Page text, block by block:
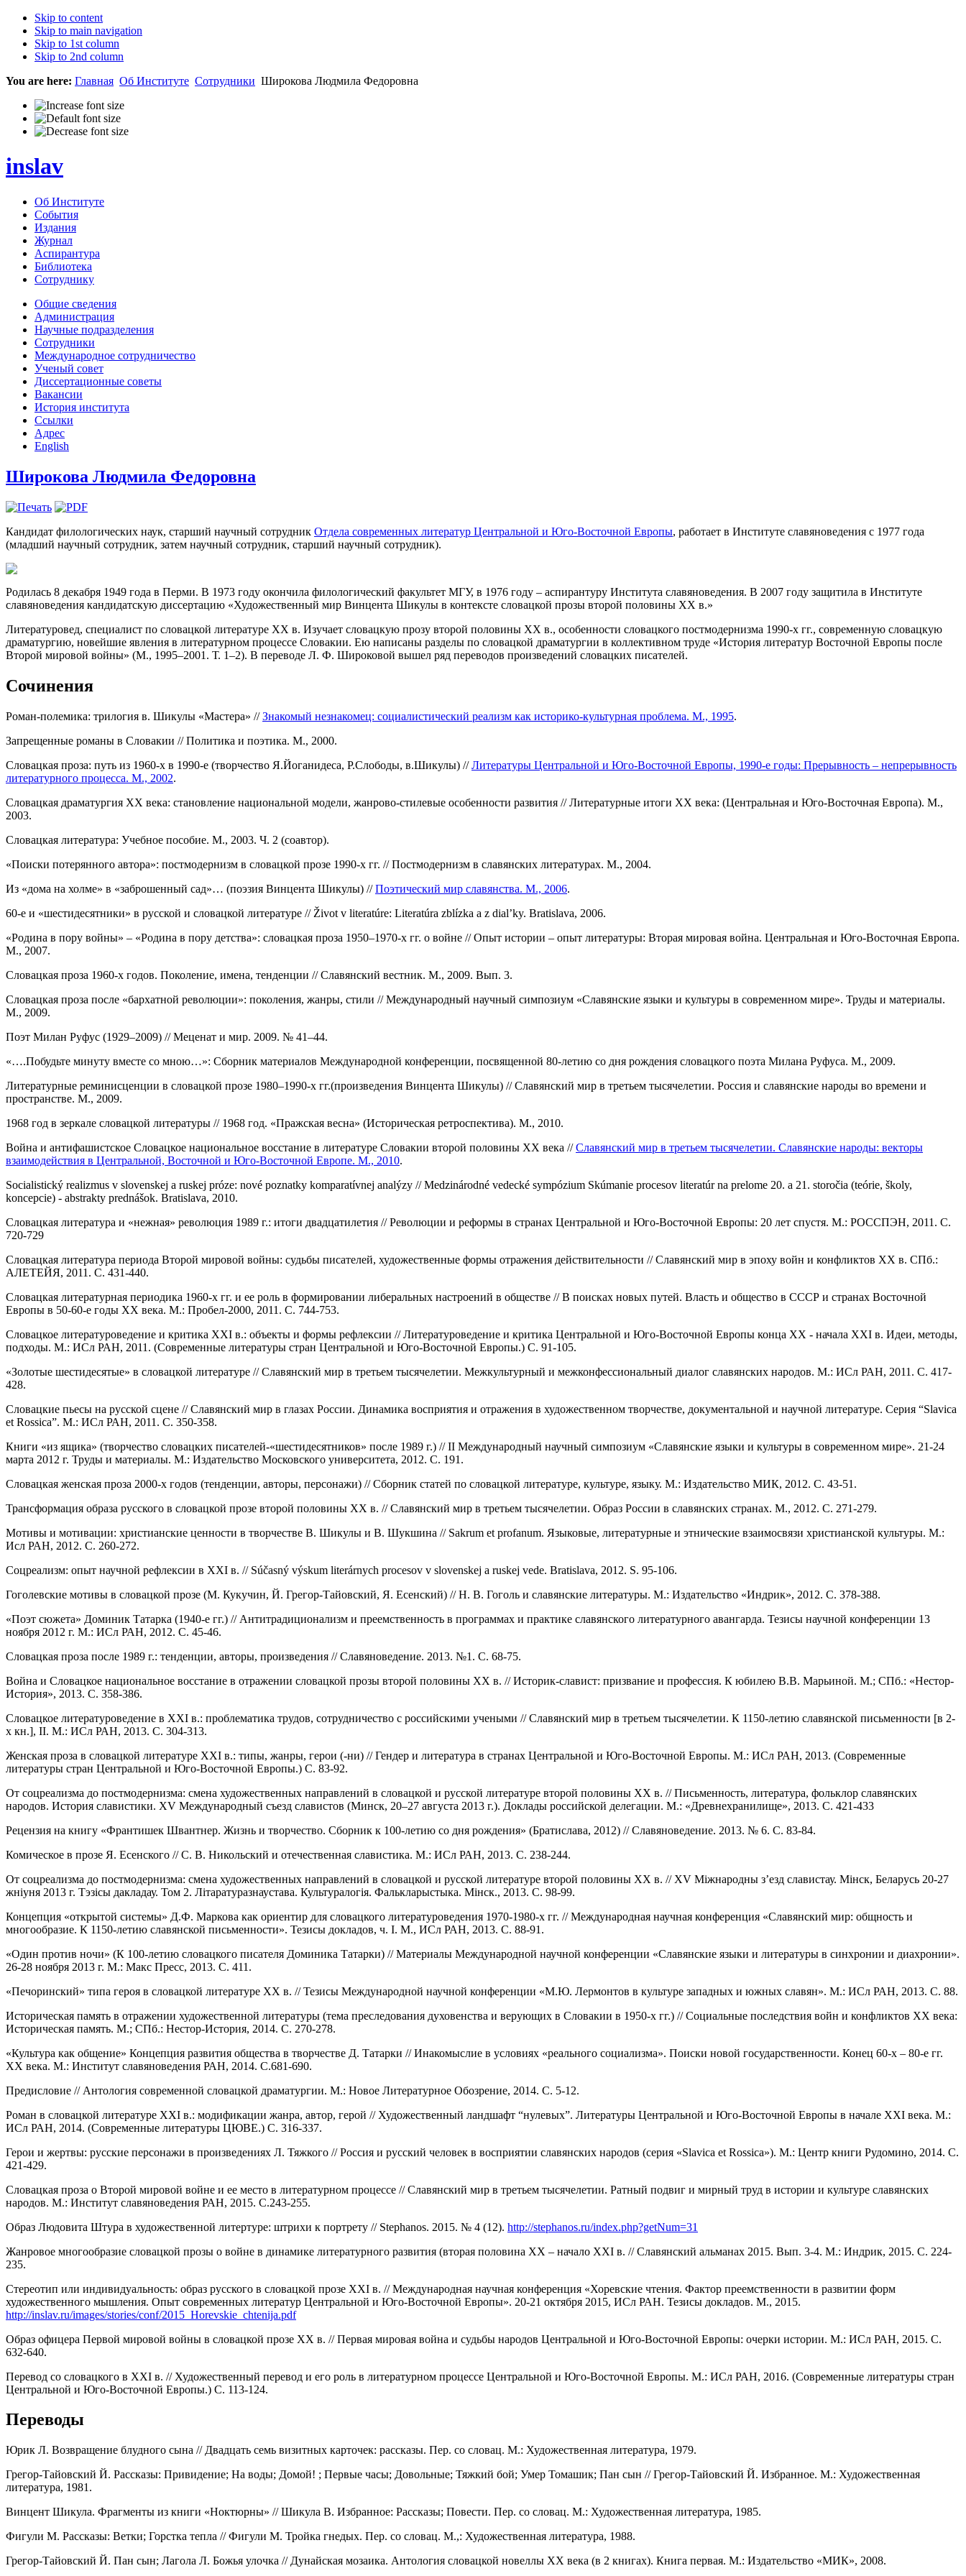
Skip to content
Skip to main navigation
Skip to 1st column
Skip to 2nd column
You are here: Главная Об Институте Сотрудники Широкова Людмила Федоровна
inslav
Об Институте
События
Издания
Журнал
Аспирантура
Библиотека
Сотруднику
Общие сведения
Администрация
Научные подразделения
Сотрудники
Международное сотрудничество
Ученый совет
Диссертационные советы
Вакансии
История института
Ссылки
Адрес
English
Широкова Людмила Федоровна
Кандидат филологических наук, старший научный сотрудник Отдела современных литератур Центральной и Юго-Восточной Европы, работает в Институте славяноведения с 1977 года
(младший научный сотрудник, затем научный сотрудник, старший научный сотрудник).
Родилась 8 декабря 1949 года в Перми. В 1973 году окончила филологический факультет МГУ, в 1976 году – аспирантуру Института славяноведения. В 2007 году защитила в Институте
славяноведения кандидатскую диссертацию «Художественный мир Винцента Шикулы в контексте словацкой прозы второй половины ХХ в.»
Литературовед, специалист по словацкой литературе ХХ в. Изучает словацкую прозу второй половины ХХ в., особенности словацкого постмодернизма 1990-х гг., современную словацкую
драматургию, новейшие явления в литературном процессе Словакии. Ею написаны разделы по словацкой драматургии в коллективном труде «История литератур Восточной Европы после
Второй мировой войны» (М., 1995–2001. Т. 1–2). В переводе Л. Ф. Широковой вышел ряд переводов произведений словацких писателей.
Сочинения
Роман-полемика: трилогия в. Шикулы «Мастера» //Знакомый незнакомец: социалистический реализм как историко-культурная проблема. М., 1995.
Запрещенные романы в Словакии // Политика и поэтика. М., 2000.
Словацкая проза: путь из 1960-х в 1990-е (творчество Я.Йоганидеса, Р.Слободы, в.Шикулы) //Литературы Центральной и Юго-Восточной Европы, 1990-е годы: Прерывность – непрерывность
литературного процесса. М., 2002.
Словацкая драматургия ХХ века: становление национальной модели, жанрово-стилевые особенности развития // Литературные итоги ХХ века: (Центральная и Юго-Восточная Европа). М.,
2003.
Словацкая литература: Учебное пособие. М., 2003. Ч. 2 (соавтор).
«Поиски потерянного автора»: постмодернизм в словацкой прозе 1990-х гг. // Постмодернизм в славянских литературах. М., 2004.
Из «дома на холме» в «заброшенный сад»… (поэзия Винцента Шикулы) //Поэтический мир славянства. М., 2006.
60-е и «шестидесятники» в русской и словацкой литературе // Život v literatúre: Literatúra zblízka a z dial’ky. Bratislava, 2006.
«Родина в пору войны» – «Родина в пору детства»: словацкая проза 1950–1970-х гг. о войне // Опыт истории – опыт литературы: Вторая мировая война. Центральная и Юго-Восточная Европа.
М., 2007.
Словацкая проза 1960-х годов. Поколение, имена, тенденции // Славянский вестник. М., 2009. Вып. 3.
Словацкая проза после «бархатной революции»: поколения, жанры, стили // Международный научный симпозиум «Славянские языки и культуры в современном мире». Труды и материалы.
М., 2009.
Поэт Милан Руфус (1929–2009) // Меценат и мир. 2009. № 41–44.
«….Побудьте минуту вместе со мною…»: Сборник материалов Международной конференции, посвященной 80-летию со дня рождения словацкого поэта Милана Руфуса. М., 2009.
Литературные реминисценции в словацкой прозе 1980–1990-х гг.(произведения Винцента Шикулы) // Славянский мир в третьем тысячелетии. Россия и славянские народы во времени и
пространстве. М., 2009.
1968 год в зеркале словацкой литературы // 1968 год. «Пражская весна» (Историческая ретроспектива). М., 2010.
Война и антифашистское Словацкое национальное восстание в литературе Словакии второй половины ХХ века //Славянский мир в третьем тысячелетии. Славянские народы: векторы
взаимодействия в Центральной, Восточной и Юго-Восточной Европе. М., 2010.
Socialistický realizmus v slovenskej a ruskej próze: nové poznatky komparatívnej analýzy // Medzinárodné vedecké sympózium Skúmanie procesov literatúr na prelome 20. a 21. storočia (teórie, školy,
koncepcie) - abstrakty prednášok. Bratislava, 2010.
Словацкая литература и «нежная» революция 1989 г.: итоги двадцатилетия // Революции и реформы в странах Центральной и Юго-Восточной Европы: 20 лет спустя. М.: РОССПЭН, 2011. С.
720-729
Словацкая литература периода Второй мировой войны: судьбы писателей, художественные формы отражения действительности // Славянский мир в эпоху войн и конфликтов ХХ в. СПб.:
АЛЕТЕЙЯ, 2011. С. 431-440.
Словацкая литературная периодика 1960-х гг. и ее роль в формировании либеральных настроений в обществе // В поисках новых путей. Власть и общество в СССР и странах Восточной
Европы в 50-60-е годы ХХ века. М.: Пробел-2000, 2011. С. 744-753.
Словацкое литературоведение и критика XXI в.: объекты и формы рефлексии // Литературоведение и критика Центральной и Юго-Восточной Европы конца ХХ - начала XXI в. Идеи, методы,
подходы. М.: ИСл РАН, 2011. (Современные литературы стран Центральной и Юго-Восточной Европы.) С. 91-105.
«Золотые шестидесятые» в словацкой литературе // Славянский мир в третьем тысячелетии. Межкультурный и межконфессиональный диалог славянских народов. М.: ИСл РАН, 2011. С. 417-
428.
Словацкие пьесы на русской сцене // Славянский мир в глазах России. Динамика восприятия и отражения в художественном творчестве, документальной и научной литературе. Серия “Slavica
et Rossica”. М.: ИСл РАН, 2011. С. 350-358.
Книги «из ящика» (творчество словацких писателей-«шестидесятников» после 1989 г.) // II Международный научный симпозиум «Славянские языки и культуры в современном мире». 21-24
марта 2012 г. Труды и материалы. М.: Издательство Московского университета, 2012. С. 191.
Словацкая женская проза 2000-х годов (тенденции, авторы, персонажи) // Сборник статей по словацкой литературе, культуре, языку. М.: Издательство МИК, 2012. С. 43-51.
Трансформация образа русского в словацкой прозе второй половины ХХ в. // Славянский мир в третьем тысячелетии. Образ России в славянских странах. М., 2012. С. 271-279.
Мотивы и мотивации: христианские ценности в творчестве В. Шикулы и В. Шукшина // Sakrum et profanum. Языковые, литературные и этнические взаимосвязи христианской культуры. М.:
Исл РАН, 2012. С. 260-272.
Соцреализм: опыт научной рефлексии в ХХI в. // Súčasný výskum literárnych procesov v slovenskej a ruskej vede. Bratislava, 2012. S. 95-106.
Гоголевские мотивы в словацкой прозе (М. Кукучин, Й. Грегор-Тайовский, Я. Есенский) // Н. В. Гоголь и славянские литературы. М.: Издательство «Индрик», 2012. С. 378-388.
«Поэт сюжета» Доминик Татарка (1940-е гг.) // Антитрадиционализм и преемственность в программах и практике славянского литературного авангарда. Тезисы научной конференции 13
ноября 2012 г. М.: ИСл РАН, 2012. С. 45-46.
Словацкая проза после 1989 г.: тенденции, авторы, произведения // Славяноведение. 2013. №1. С. 68-75.
Война и Словацкое национальное восстание в отражении словацкой прозы второй половины ХХ в. // Историк-славист: призвание и профессия. К юбилею В.В. Марьиной. М.; СПб.: «Нестор-
История», 2013. С. 358-386.
Словацкое литературоведение в XXI в.: проблематика трудов, сотрудничество с российскими учеными // Славянский мир в третьем тысячелетии. К 1150-летию славянской письменности [в 2-
х кн.], II. М.: ИСл РАН, 2013. С. 304-313.
Женская проза в словацкой литературе XXI в.: типы, жанры, герои (-ни) // Гендер и литература в странах Центральной и Юго-Восточной Европы. М.: ИСл РАН, 2013. (Современные
литературы стран Центральной и Юго-Восточной Европы.) С. 83-92.
От соцреализма до постмодернизма: смена художественных направлений в словацкой и русской литературе второй половины ХХ в. // Письменность, литература, фольклор славянских
народов. История славистики. XV Международный съезд славистов (Минск, 20–27 августа 2013 г.). Доклады российской делегации. М.: «Древнехранилище», 2013. С. 421-433
Рецензия на книгу «Франтишек Швантнер. Жизнь и творчество. Сборник к 100-летию со дня рождения» (Братислава, 2012) // Славяноведение. 2013. № 6. С. 83-84.
Комическое в прозе Я. Есенского // С. В. Никольский и отечественная славистика. М.: ИСл РАН, 2013. С. 238-244.
От соцреализма до постмодернизма: смена художественных направлений в словацкой и русской литературе второй половины ХХ в. // XV Мiжнародны з’езд славистау. Мiнск, Беларусь 20-27
жнiуня 2013 г. Тэзiсы дакладау. Том 2. Лiтаратуразнаустава. Культуралогiя. Фалькларыстыка. Мiнск., 2013. С. 98-99.
Концепция «открытой системы» Д.Ф. Маркова как ориентир для словацкого литературоведения 1970-1980-х гг. // Международная научная конференция «Славянский мир: общность и
многообразие. К 1150-летию славянской письменности». Тезисы докладов, ч. I. М., ИСл РАН, 2013. С. 88-91.
«Один против ночи» (К 100-летию словацкого писателя Доминика Татарки) // Материалы Международной научной конференции «Славянские языки и литературы в синхронии и диахронии».
26-28 ноября 2013 г. М.: Макс Пресс, 2013. С. 411.
«Печоринский» типа героя в словацкой литературе ХХ в. // Тезисы Международной научной конференции «М.Ю. Лермонтов в культуре западных и южных славян». М.: ИСл РАН, 2013. С. 88.
Историческая память в отражении художественной литературы (тема преследования духовенства и верующих в Словакии в 1950-х гг.) // Социальные последствия войн и конфликтов XX века:
Историческая память. М.; СПб.: Нестор‑История, 2014. С. 270-278.
«Культура как общение» Концепция развития общества в творчестве Д. Татарки // Инакомыслие в условиях «реального социализма». Поиски новой государственности. Конец 60-х – 80-е гг.
ХХ века. М.: Институт славяноведения РАН, 2014. С.681-690.
Предисловие // Антология современной словацкой драматургии. М.: Новое Литературное Обозрение, 2014. С. 5-12.
Роман в словацкой литературе XXI в.: модификации жанра, автор, герой // Художественный ландшафт “нулевых”. Литературы Центральной и Юго-Восточной Европы в начале XXI века. М.:
ИСл РАН, 2014. (Современные литературы ЦЮВЕ.) С. 316-337.
Герои и жертвы: русские персонажи в произведениях Л. Тяжкого // Россия и русский человек в восприятии славянских народов (серия «Slavica et Rossica»). М.: Центр книги Рудомино, 2014. С.
421-429.
Словацкая проза о Второй мировой войне и ее место в литературном процессе // Славянский мир в третьем тысячелетии. Ратный подвиг и мирный труд в истории и культуре славянских
народов. М.: Институт славяноведения РАН, 2015. С.243-255.
Образ Людовита Штура в художественной литертуре: штрихи к портрету // Stephanos. 2015. № 4 (12). http://stephanos.ru/index.php?getNum=31
Жанровое многообразие словацкой прозы о войне в динамике литературного развития (вторая половина ХХ – начало XXI в. // Славянский альманах 2015. Вып. 3-4. М.: Индрик, 2015. С. 224-
235.
Стереотип или индивидуальность: образ русского в словацкой прозе XXI в. // Международная научная конференция «Хоревские чтения. Фактор преемственности в развитии форм
художественного мышления. Опыт современных литератур Центральной и Юго-Восточной Европы». 20-21 октября 2015, ИСл РАН. Тезисы докладов. М., 2015.
http://inslav.ru/images/stories/conf/2015_Horevskie_chtenija.pdf
Образ офицера Первой мировой войны в словацкой прозе ХХ в. // Первая мировая война и судьбы народов Центральной и Юго-Восточной Европы: очерки истории. М.: ИСл РАН, 2015. С.
632-640.
Перевод со словацкого в XXI в. // Художественный перевод и его роль в литературном процессе Центральной и Юго-Восточной Европы. М.: ИСл РАН, 2016. (Современные литературы стран
Центральной и Юго-Восточной Европы.) С. 113-124.
Переводы
Юрик Л. Возвращение блудного сына // Двадцать семь визитных карточек: рассказы. Пер. со словац. М.: Художественная литература, 1979.
Грегор-Тайовский Й. Рассказы: Привидение; На воды; Домой! ; Первые часы; Довольные; Тяжкий бой; Умер Томашик; Пан сын // Грегор-Тайовский Й. Избранное. М.: Художественная
литература, 1981.
Винцент Шикула. Фрагменты из книги «Ноктюрны» // Шикула В. Избранное: Рассказы; Повести. Пер. со словац. М.: Художественная литература, 1985.
Фигули М. Рассказы: Ветки; Горстка тепла // Фигули М. Тройка гнедых. Пер. со словац. М.,: Художественная литература, 1988.
Грегор-Тайовский Й. Пан сын; Лагола Л. Божья улочка // Дунайская мозаика. Антология словацкой новеллы ХХ века (в 2 книгах). Книга первая. М.: Издательство «МИК», 2008.